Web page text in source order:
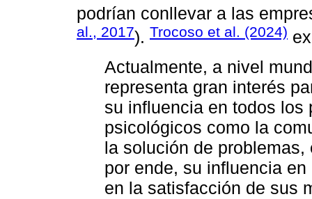
podrían conllevar a las
al., 2017). Trocoso et al. (2024)
Actualmente, a nivel
representa gran interés
su influencia en todos
psicológicos como la
la solución de
por ende, su influencia
en la satisfacción de sus